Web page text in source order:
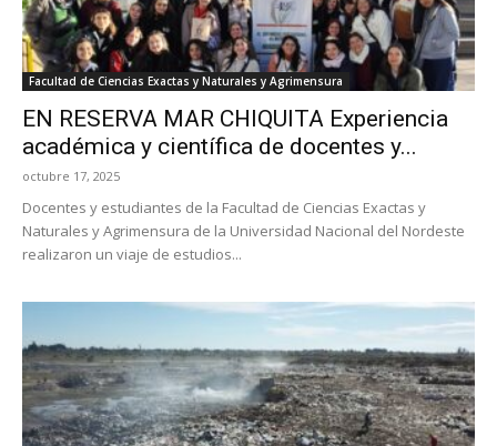
Facultad de Ciencias Exactas y Naturales y Agrimensura
EN RESERVA MAR CHIQUITA Experiencia
académica y científica de docentes y...
octubre 17, 2025
Docentes y estudiantes de la Facultad de Ciencias Exactas y
Naturales y Agrimensura de la Universidad Nacional del Nordeste
realizaron un viaje de estudios...